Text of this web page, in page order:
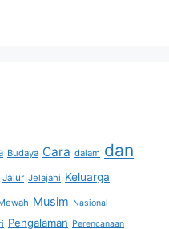
Budaya Cara dalam dan
Jalur Jelajahi Keluarga
Musim Nasional
Pengalaman Perencanaan